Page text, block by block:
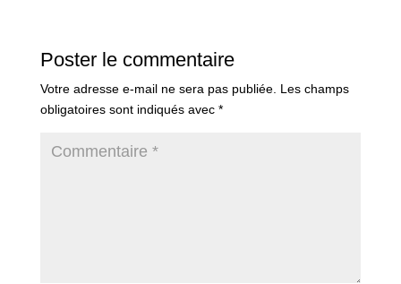
Poster le commentaire
Votre adresse e-mail ne sera pas publiée. Les champs
obligatoires sont indiqués avec *